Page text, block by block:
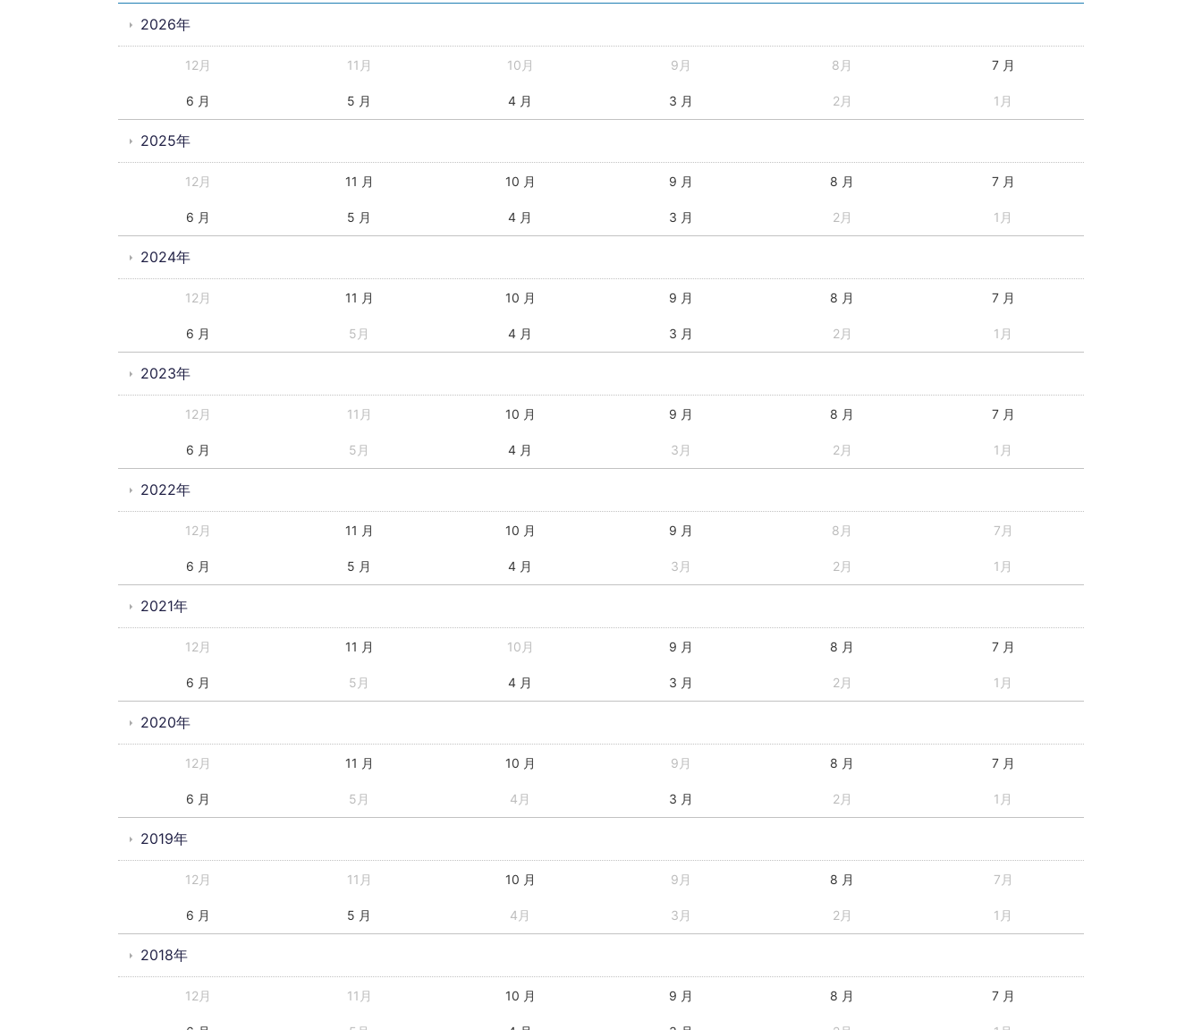
2026年
12月 11月 10月 9月 8月 7 月
6 月 5 月 4 月 3 月 2月 1月
2025年
12月 11 月 10 月 9 月 8 月 7 月
6 月 5 月 4 月 3 月 2月 1月
2024年
12月 11 月 10 月 9 月 8 月 7 月
6 月 5月 4 月 3 月 2月 1月
2023年
12月 11月 10 月 9 月 8 月 7 月
6 月 5月 4 月 3月 2月 1月
2022年
12月 11 月 10 月 9 月 8月 7月
6 月 5 月 4 月 3月 2月 1月
2021年
12月 11 月 10月 9 月 8 月 7 月
6 月 5月 4 月 3 月 2月 1月
2020年
12月 11 月 10 月 9月 8 月 7 月
6 月 5月 4月 3 月 2月 1月
2019年
12月 11月 10 月 9月 8 月 7月
6 月 5 月 4月 3月 2月 1月
2018年
12月 11月 10 月 9 月 8 月 7 月